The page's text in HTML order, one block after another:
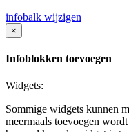
infobalk wijzigen
×
Infoblokken toevoegen
Widgets:
Sommige widgets kunnen
meermaals toevoegen